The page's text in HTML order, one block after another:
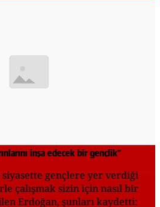
inşa edecek bir gençlik"
gençlere yer verdiği
çalışmak sizin için nasıl bir
Erdoğan, şunları kaydetti: